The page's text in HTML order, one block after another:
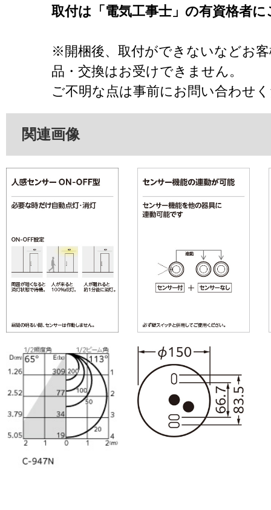
取付は「電気工事士」の有資格者
※開梱後、取付ができないなどお
品・交換はお受けできません。
ご不明な点は事前にお問い合わせ
関連画像